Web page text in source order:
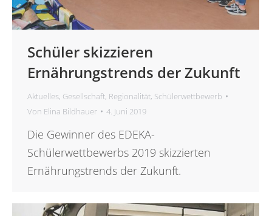
Schüler skizzieren
Ernährungstrends der Zukunft
Aktuelles, Gesellschaft, Regionalität, Schülerwettbewerb
Von Elina Bildhauer 4. Juni 2019
Die Gewinner des EDEKA-
Schülerwettbewerbs 2019 skizzierten
Ernährungstrends der Zukunft.